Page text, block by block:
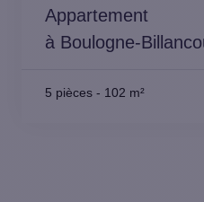
Appartement
à Boulogne-
5 pièces - 102 m²